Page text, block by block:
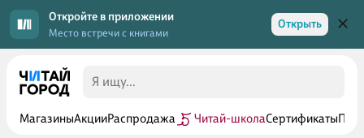
Откройте в приложении
Место встречи с книгами
Открыть
МагазиныАкцииРаспродажа Читай-школаСертификаты